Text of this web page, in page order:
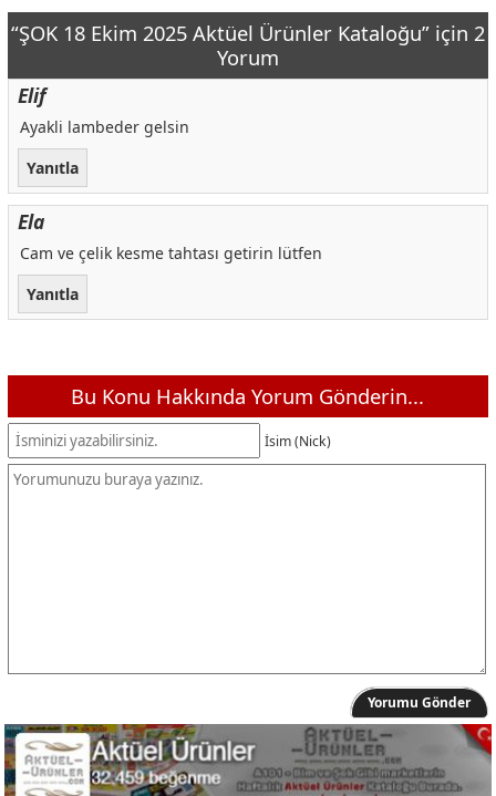
“ŞOK 18 Ekim 2025 Aktüel Ürünler Kataloğu” için 2
Yorum
Elif
Ayakli lambeder gelsin
Yanıtla
Ela
Cam ve çelik kesme tahtası getirin lütfen
Yanıtla
Bu Konu Hakkında Yorum Gönderin...
İsim (Nick)
Yorumu Gönder